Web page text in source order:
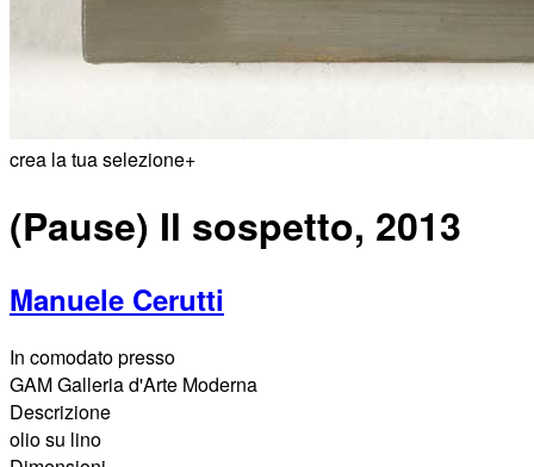
crea la tua selezione+
(Pause) Il sospetto, 2013
Manuele Cerutti
In comodato presso
GAM Galleria d'Arte Moderna
Descrizione
olio su lino